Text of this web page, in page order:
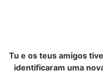
Tu e os teus amigos
identificaram uma